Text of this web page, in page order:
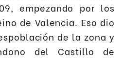
empezando por los
de Valencia. Eso dio
de la zona y
del Castillo de